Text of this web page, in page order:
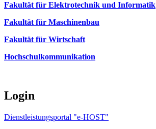
Fakultät für Elektrotechnik und Informatik
Fakultät für Maschinenbau
Fakultät für Wirtschaft
Hochschulkommunikation
Login
Dienstleistungsportal "e-HOST"